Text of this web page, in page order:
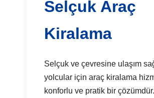
Selçuk Araç
Kiralama
Selçuk ve çevresine ulaşım
yolcular için araç kiralama
konforlu ve pratik bir çözümdür.